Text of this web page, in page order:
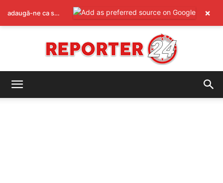
adaugă-ne ca sursă preferată pe Google ×